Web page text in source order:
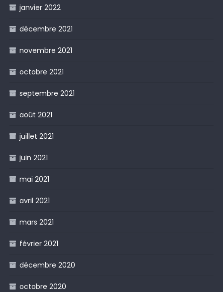
janvier 2022
décembre 2021
novembre 2021
octobre 2021
septembre 2021
août 2021
juillet 2021
juin 2021
mai 2021
avril 2021
mars 2021
février 2021
décembre 2020
octobre 2020